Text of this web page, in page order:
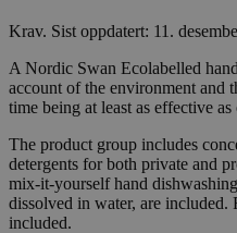
Krav. Sist oppdatert: 11.
A Nordic Swan Ecolabelled
account of the environment and
time being at least as effective
The product group includes
detergents for both private and
mix-it-yourself hand
dissolved in water, are included.
included.